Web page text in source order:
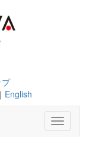
プ
｜ English
Toggle